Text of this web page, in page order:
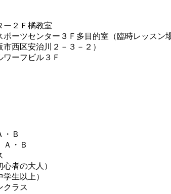
２Ｆ橘教室
ーツセンター３Ｆ多目的室（臨時レッスン場
西区安治川２－３－２）
ーフビル３Ｆ
Ｂ
・Ｂ
者の大人）
生以上）
クラス